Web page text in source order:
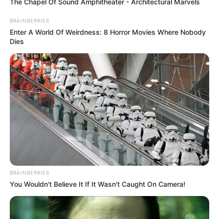
Mute
Lewat tulisan dan vidio yang dibagikannya, dirinya dapat
meyalurkan ilmunya sekaligus mendapatkan profit.
The Chapel Of Sound Amphitheater - Architectural Marvels
BRAINBERRIES
Enter A World Of Weirdness: 8 Horror Movies Where Nobody
Dies
BRAINBERRIES
You Wouldn't Believe It If It Wasn't Caught On Camera!